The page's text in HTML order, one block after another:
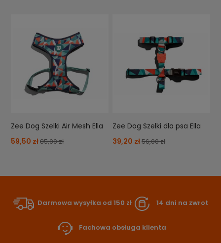
Zee Dog Szelki Air Mesh Ella
59,50 zł85,00 zł
Zee Dog Szelki dla psa Ella
39,20 zł56,00 zł
Darmowa wysyłka od 150 zł 14 dni na zwrot
Fachowa obsługa klienta